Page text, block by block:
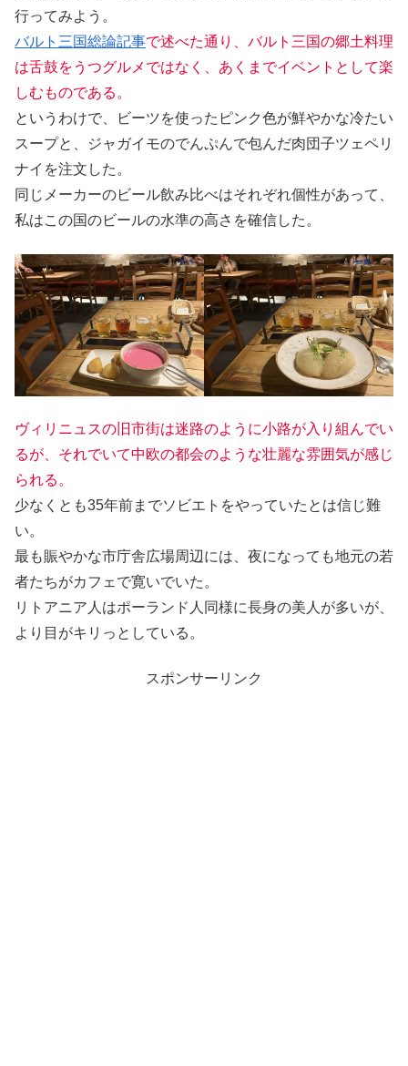
行ってみよう。
バルト三国総論記事で述べた通り、バルト三国の郷土料理
は舌鼓をうつグルメではなく、あくまでイベントとして楽
しむものである。
というわけで、ビーツを使ったピンク色が鮮やかな冷たい
スープと、ジャガイモのでんぷんで包んだ肉団子ツェペリ
ナイを注文した。
同じメーカーのビール飲み比べはそれぞれ個性があって、
私はこの国のビールの水準の高さを確信した。
ヴィリニュスの旧市街は迷路のように小路が入り組んでい
るが、それでいて中欧の都会のような壮麗な雰囲気が感じ
られる。
少なくとも35年前までソビエトをやっていたとは信じ難
い。
最も賑やかな市庁舎広場周辺には、夜になっても地元の若
者たちがカフェで寛いでいた。
リトアニア人はポーランド人同様に長身の美人が多いが、
より目がキリっとしている。
スポンサーリンク